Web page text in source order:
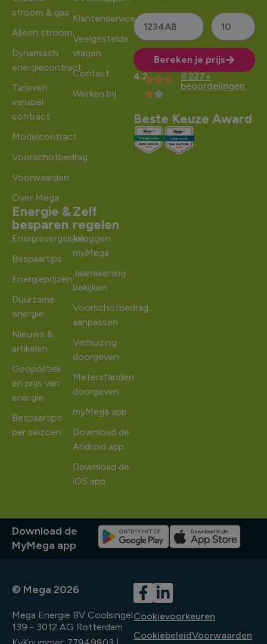
stroom & gas
Alleen stroom
Dynamisch
energiecontract
Tarieven
variabel
contract
Modelcontract
Voorschotbedrag
Voorwaarden
Over Mega
Klantenservice
Veelgestelde
vragen
Contact
Werken bij
Energie &
besparen
Energievergelijker
Bespaartips
Energieprijzen
Duurzame
energie
Nieuws &
artikelen
Geopolitiek
en prijs van
energie
Bespaartips
per seizoen
Zelf
regelen
Inloggen
myMega
Jaarrekening
bekijken
Voorschotbedrag
aanpassen
Verhuizing
doorgeven
Meterstanden
doorgeven
myMega app
Download de
Android app
Download de
iOS app
Bereken je prijs
Alternative:
4.2
8.227+
beoordelingen
Beste Keuze Award
Download de
MyMega app
© Mega 2026
Mega Energie BV Coolsingel
139 - 3012 AG Rotterdam
Cookievoorkeuren
CookiebeleidVoorwaarden